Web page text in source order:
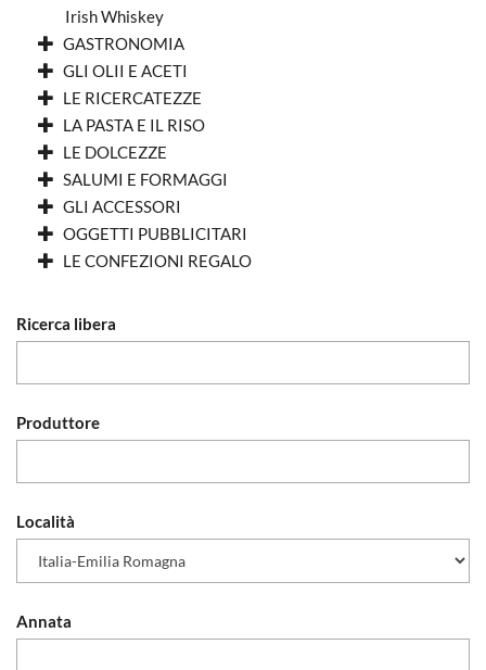
Irish Whiskey
GASTRONOMIA
GLI OLII E ACETI
LE RICERCATEZZE
LA PASTA E IL RISO
LE DOLCEZZE
SALUMI E FORMAGGI
GLI ACCESSORI
OGGETTI PUBBLICITARI
LE CONFEZIONI REGALO
Ricerca libera
Produttore
Località
Annata